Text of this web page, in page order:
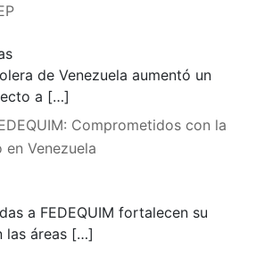
de Venezuela aumentó un
a […]
Comprometidos con la
Venezuela
a FEDEQUIM fortalecen su
las áreas […]